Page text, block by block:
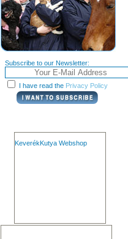
Subscribe to our Newsletter:
I have read the Privacy Policy
KeverékKutya Webshop